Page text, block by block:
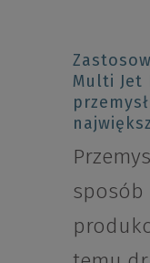
Multi Jet
sposób